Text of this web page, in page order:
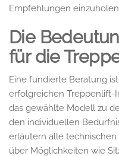
Empfehlungen
Die
für die
Eine fundierte Beratung
erfolgreichen Treppenlift-
das gewählte Modell zu
den individuellen
erläutern alle
über Möglichkeiten wie